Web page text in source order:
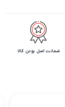
ضمانت اصل بودن کالا